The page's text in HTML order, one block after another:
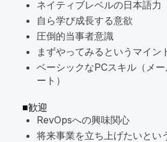
ネイティブレベルの日本語力
‍自ら学び成長する意欲
圧倒的当事者意識
まずやってみるというマイン
ベーシックなPCスキル（メ
ート）
■歓迎
RevOpsへの興味関心
将来事業を立ち上げたいとい